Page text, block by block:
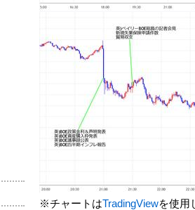
※チャートはTradingViewを使用